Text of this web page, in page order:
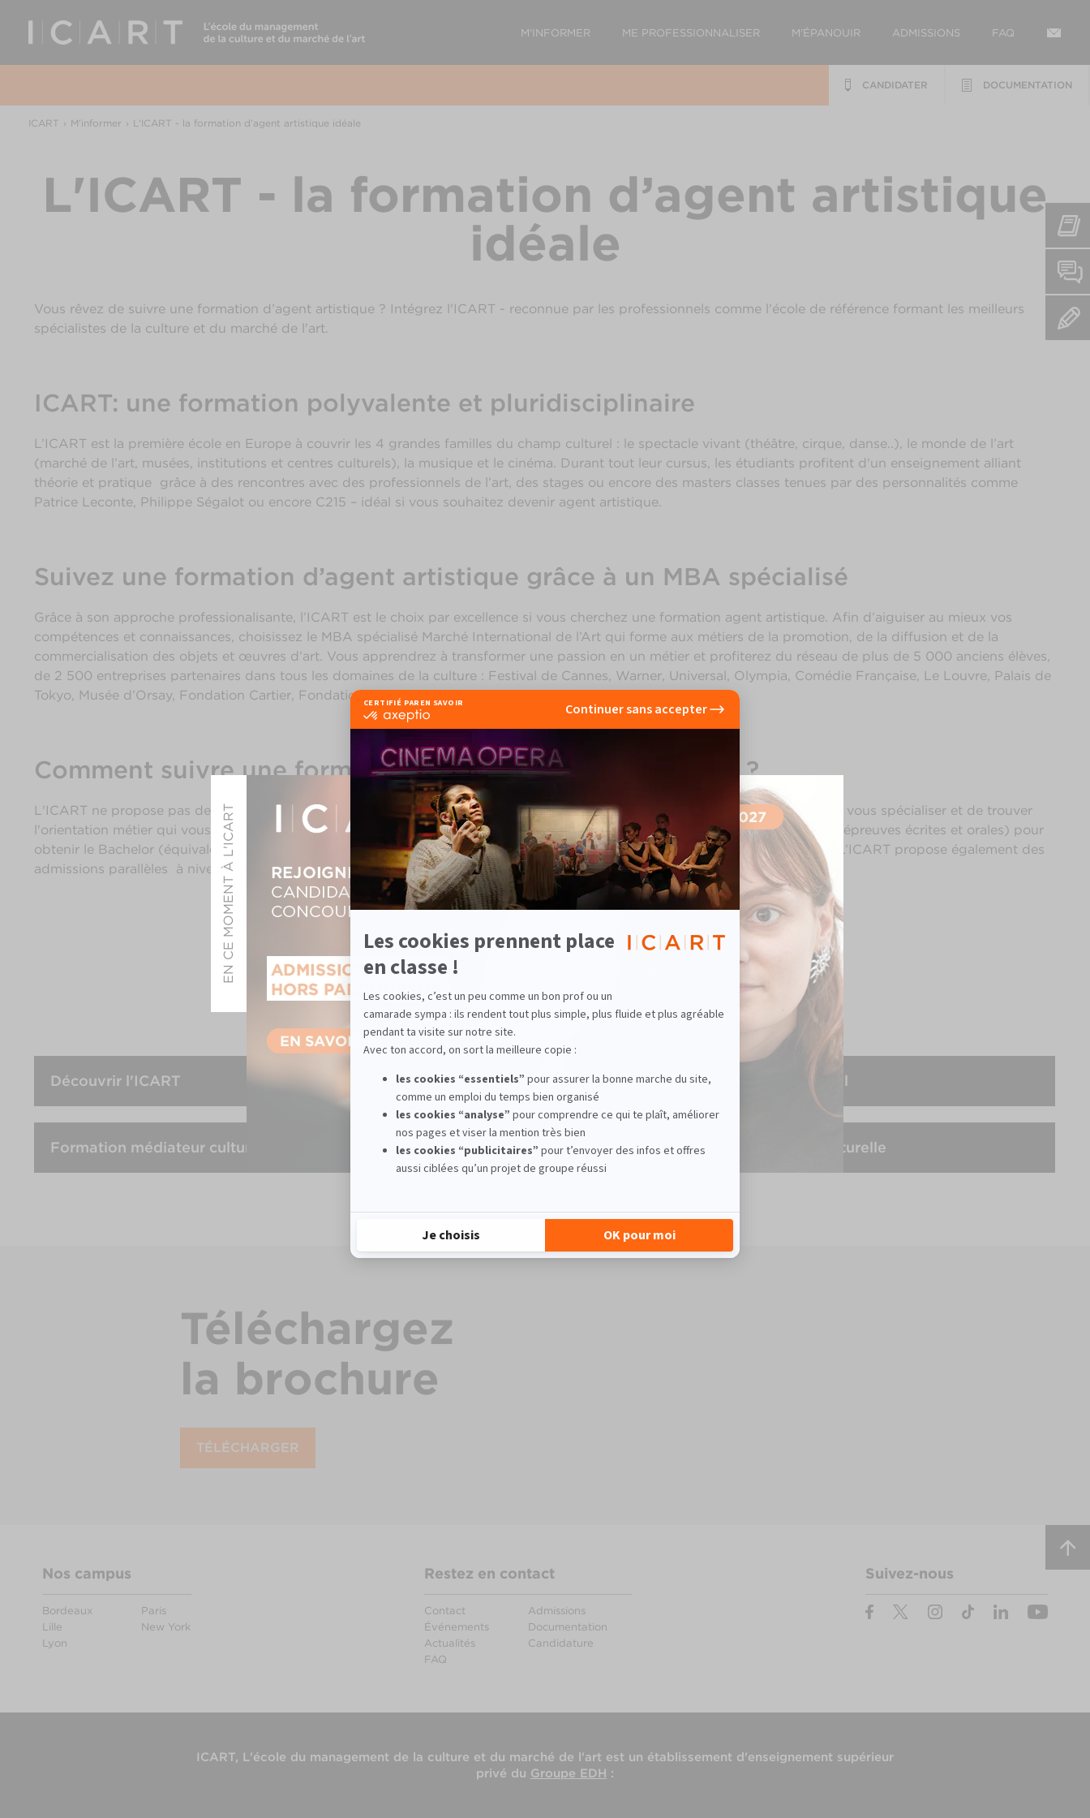
M'INFORMER ME PROFESSIONNALISER M'ÉPANOUIR ADMISSIONS FAQ
DOCUMENTATION
CANDIDATER
ICART M'informer L'ICART - la formation d’agent artistique idéale
L'ICART - la formation d’agent artistique
idéale
Vous rêvez de suivre une formation d’agent artistique ? Intégrez l'ICART - reconnue par les professionnels comme l'école de référence formant les meilleurs
spécialistes de la culture et du marché de l'art.
ICART: une formation polyvalente et pluridisciplinaire
L’ICART est la première école en Europe à couvrir les 4 grandes familles du champ culturel : le spectacle vivant (théâtre, cirque, danse..), le monde de l’art
(marché de l’art, musées, institutions et centres culturels), la musique et le cinéma. Durant tout leur cursus, les étudiants profitent d'un enseignement alliant
théorie et pratique grâce à des rencontres avec des professionnels de l’art, des stages ou encore des masters classes tenues par des personnalités comme
Patrice Leconte, Philippe Ségalot ou encore C215 – idéal si vous souhaitez devenir agent artistique.
Suivez une formation d’agent artistique grâce à un MBA spécialisé
Grâce à son approche professionalisante, l’ICART est le choix par excellence si vous cherchez une formation agent artistique. Afin d’aiguiser au mieux vos
compétences et connaissances, choisissez le MBA spécialisé Marché International de l’Art qui forme aux métiers de la promotion, de la diffusion et de la
commercialisation des objets et œuvres d’art. Vous apprendrez à transformer une passion en un métier et profiterez du réseau de plus de 5 000 anciens élèves,
de 2 500 entreprises partenaires dans tous les domaines de la culture : Festival de Cannes, Warner, Universal, Olympia, Comédie Française, Le Louvre, Palais de
Tokyo, Musée d’Orsay, Fondation Cartier, Fondation Louis Vuitton, Christie’s, Sotheby’s, FIAC etc.
Comment suivre une formation agent artistique à l'ICART ?
L'ICART ne propose pas de formation agent artistique seule, son approche est plus généraliste pour vous permettre ensuite de vous spécialiser et de trouver
l'orientation métier qui vous convient le mieux. Vous pouvez entrer dans notre école dès l’obtention du Bac (sur concours avec épreuves écrites et orales) pour
obtenir le Bachelor (équivalent Licence) pour continuer ensuite avec notre MBA spécialisé (équivalent Master 2 en université). L’ICART propose également des
admissions parallèles à niveau équivalent sur dossier suivi d’un entretien de motivation et d’orientation professionnelle.
Voir également
Découvrir l'ICART Notre pédagogie L'International
Formation médiateur culturel Formation antiquaire Médiation culturelle
Téléchargez
la brochure
TÉLÉCHARGER
Nos campus
Bordeaux
Lille
Lyon
Paris
New York
Restez en contact
Contact
Événements
Actualités
FAQ
Admissions
Documentation
Candidature
Suivez-nous
ICART, L'école du management de la culture et du marché de l'art est un établissement d'enseignement supérieur
privé du Groupe EDH :
EN CE MOMENT À L'ICART